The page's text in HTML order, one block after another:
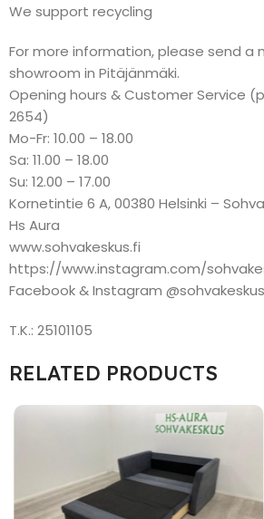
We support recycling
For more information, please send a
showroom in Pitäjänmäki.
Opening hours & Customer Service
2654)
Mo-Fr: 10.00 – 18.00
Sa: 11.00 – 18.00
Su: 12.00 – 17.00
Kornetintie 6 A, 00380 Helsinki –
Hs Aura
www.sohvakeskus.fi
https://www.instagram.com/
Facebook & Instagram @sohvakeskus
T.K.: 25101105
RELATED PRODUCTS